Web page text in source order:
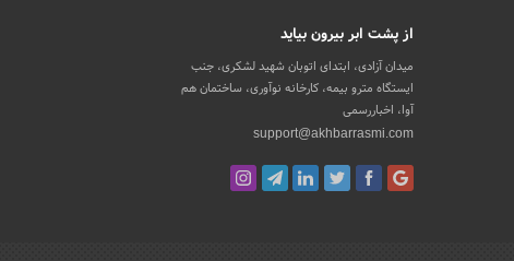
از پشت ابر بیرون بیاید
میدان آزادی، ابتدای اتوبان شهید لشکری، جنب
ایستگاه مترو بیمه، کارخانه نوآوری، ساختمان هم
آوا، اخباررسمی
support@akhbarrasmi.com